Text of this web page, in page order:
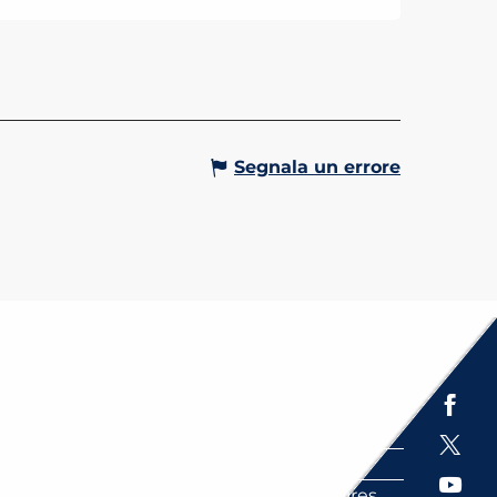
Segnala un errore